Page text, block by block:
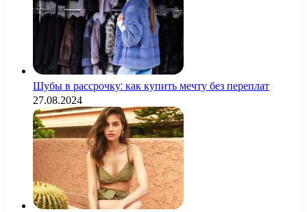
Шубы в рассрочку: как купить мечту без переплат
27.08.2024